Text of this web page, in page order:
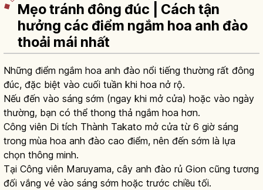
Mẹo tránh đông đúc | Cách tận
hưởng các điểm ngắm hoa anh đào
thoải mái nhất
Những điểm ngắm hoa anh đào nổi tiếng thường rất đông
đúc, đặc biệt vào cuối tuần khi hoa nở rộ.
Nếu đến vào sáng sớm (ngay khi mở cửa) hoặc vào ngày
thường, bạn có thể thong thả ngắm hoa hơn.
Công viên Di tích Thành Takato mở cửa từ 6 giờ sáng
trong mùa hoa anh đào cao điểm, nên đến sớm là lựa
chọn thông minh.
Tại Công viên Maruyama, cây anh đào rủ Gion cũng tương
đối vắng vẻ vào sáng sớm hoặc trước chiều tối.